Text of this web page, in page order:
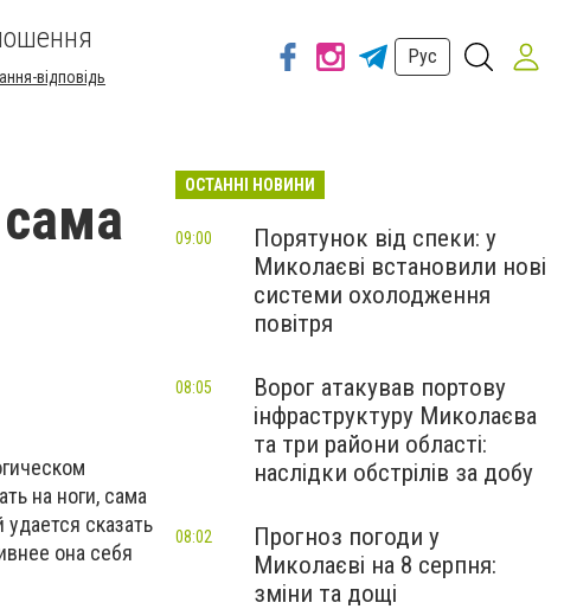
відповідь
Рус
на ноги, сама
сказать
она себя
ОСТАННІ НОВИНИ
Порятунок від спеки: у
Миколаєві встановили нові
системи охолодження
повітря
09:00
Ворог атакував портову
інфраструктуру Миколаєва
та три райони області:
наслідки обстрілів за добу
08:05
Прогноз погоди у
Миколаєві на 8 серпня:
зміни та дощі
08:02